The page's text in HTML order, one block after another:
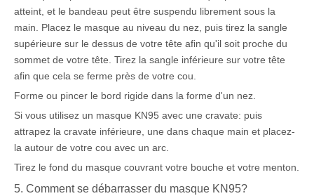
atteint, et le bandeau peut être suspendu librement sous la
main. Placez le masque au niveau du nez, puis tirez la sangle
supérieure sur le dessus de votre tête afin qu'il soit proche du
sommet de votre tête. Tirez la sangle inférieure sur votre tête
afin que cela se ferme près de votre cou.
Forme ou pincer le bord rigide dans la forme d'un nez.
Si vous utilisez un masque KN95 avec une cravate: puis
attrapez la cravate inférieure, une dans chaque main et placez-
la autour de votre cou avec un arc.
Tirez le fond du masque couvrant votre bouche et votre menton.
5. Comment se débarrasser du masque KN95?